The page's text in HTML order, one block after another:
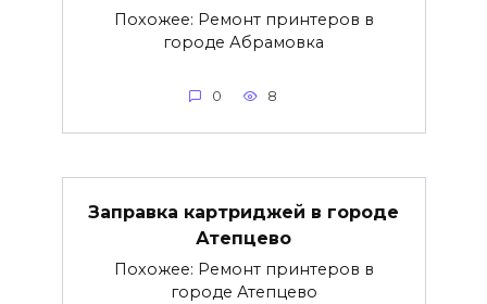
Похожее: Ремонт принтеров в
городе Абрамовка
0 8
Заправка картриджей в городе
Атепцево
Похожее: Ремонт принтеров в
городе Атепцево